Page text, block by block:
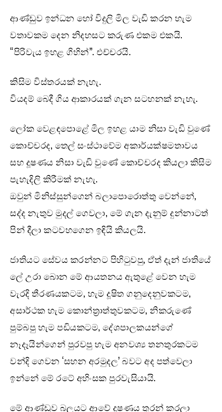
ආණ්ඩුව ඉන්ධන හෝ විදුලි මිල වැඩි කරන හැම
වතාවකම දෙන නිදහසට කරුණ එකම එකයි.
“පිරිවැය ඉහළ ගිහින්”. එච්චරයි.
කිසිම විස්තරයක් නැහැ.
වියදම් බෙදී ගිය ආකාරයක් ගැන සටහනක් නැහැ.
ලෝක වෙළඳපොළේ මිල ඉහළ යාම නිසා වැඩි වුණේ
කොච්චරද, තෙල් සංස්ථාවේම අකාර්යක්ෂමතාවය
සහ දූෂණය නිසා වැඩි වුණේ කොච්චරද කියලා කිසිම
පැහැදිලි කිරීමක් නැහැ.
ඔවුන් මිනිස්සුන්ගෙන් බලාපොරොත්තු වෙන්නේ,
සද්ද නැතුව මුදල් ගෙවලා, මේ ගැන දැනුම් දුන්නාටත්
පින් දීලා කටවහගෙන ඉඳියි කියලයි.
ජාතියට සේවය කරන්නට පිහිටුවපු, ඒත් දැන් ජාතියේ
ලේ උරා බොන මේ ආයතනය ඇතුළේ වෙන හැම
වැරදි තීරණයකටම, හැම දූෂිත ගනුදෙනුවකටම,
අසාර්ථක හැම කොන්ත්‍රාත්තුවකටම, නිකරුණේ
පුම්බපු හැම පඩියකටම, දේශපාලකයන්ගේ
නෑදෑයින්ගෙන් පුරවපු හැම අනවශ්‍ය තනතුරකටම
වන්දි ගෙවන ‘සහන අරමුදල’ බවට අද පත්වෙලා
ඉන්නේ මේ රටේ අහිංසක පුරවැසියායි.
මේ ආණ්ඩුව බලයට ආවේ දූෂණය තුරන් කරලා